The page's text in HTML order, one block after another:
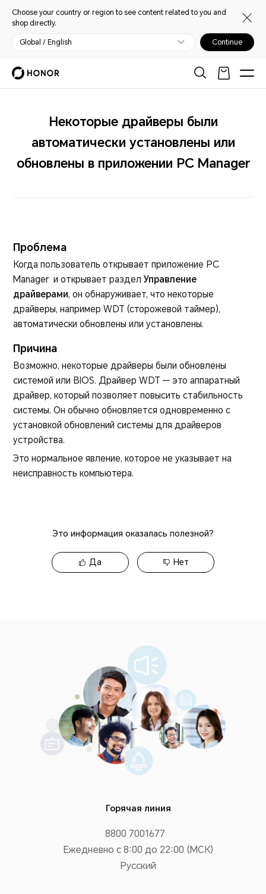
Choose your country or region to see content related to you and
shop directly.
Global / English Continue
Некоторые драйверы были
автоматически установлены или
обновлены в приложении PC Manager
Проблема
Когда пользователь открывает приложение PC
Manager и открывает разделУправление
драйверами, он обнаруживает, что некоторые
драйверы, например WDT (сторожевой таймер),
автоматически обновлены или установлены.
Причина
Возможно, некоторые драйверы были обновлены
системой или BIOS. Драйвер WDT — это аппаратный
драйвер, который позволяет повысить стабильность
системы. Он обычно обновляется одновременно с
установкой обновлений системы для драйверов
устройства.
Это нормальное явление, которое не указывает на
неисправность компьютера.
Это информация оказалась полезной?
Да Нет
Горячая линия
8800 7001677
Ежедневно с 8:00 до 22:00 (МСК)
Русский